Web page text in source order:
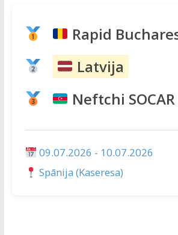
Rapid
Latvija
Neftchi SOCAR
09.07.2026 - 10.07.2026
Spānija (Kaseresa)